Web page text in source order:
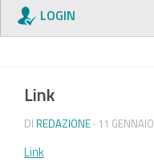
LOGIN
Link
DI REDAZIONE · 11
Link